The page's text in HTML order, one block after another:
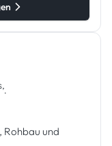
·
Rohbau und